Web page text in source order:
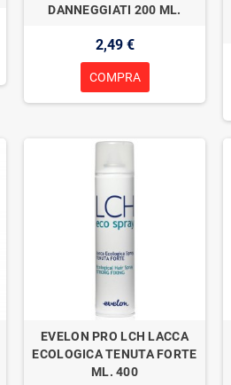
DANNEGGIATI 200 ML.
2,49 €
COMPRA
EVELON PRO LCH LACCA
ECOLOGICA TENUTA FORTE
ML. 400